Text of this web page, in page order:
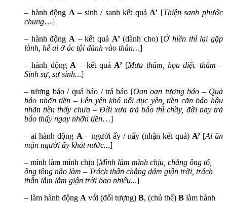
– hành động A – sinh / sanh kết quả A’ [Thiện sanh phước
chung…]
– hành động A – kết quả A’(dành cho) [Ở hiền thì lại gặp
lành, hễ ai ở ác tội dành vào thân…]
– hành động A – kết quả A’ [Mưu thâm, họa diệc thâm –
Sinh sự, sự sinh...]
– tương báo / quả báo / trả báo [Oan oan tương báo – Quả
báo nhỡn tiền – Lên yên khó nỗi dục yên, tiền căn báo hậu
nhãn tiền thấy chưa – Đời xưa trả báo thì chầy, đời nay trả
báo thấy ngay nhỡn tiền…]
– ai hành động A – người ấy / nấy (nhận kết quả) A’[Ai ăn
mặn người ấy khát nước...]
– mình làm mình chịu [Mình làm mình chịu, chẳng ông tổ,
ông tông nào làm – Trách thân chẳng dám giận trời, trách
thân lắm lắm giận trời bao nhiêu...]
– làm hành động A với (đối tượng) B, (chủ thể) B làm hành